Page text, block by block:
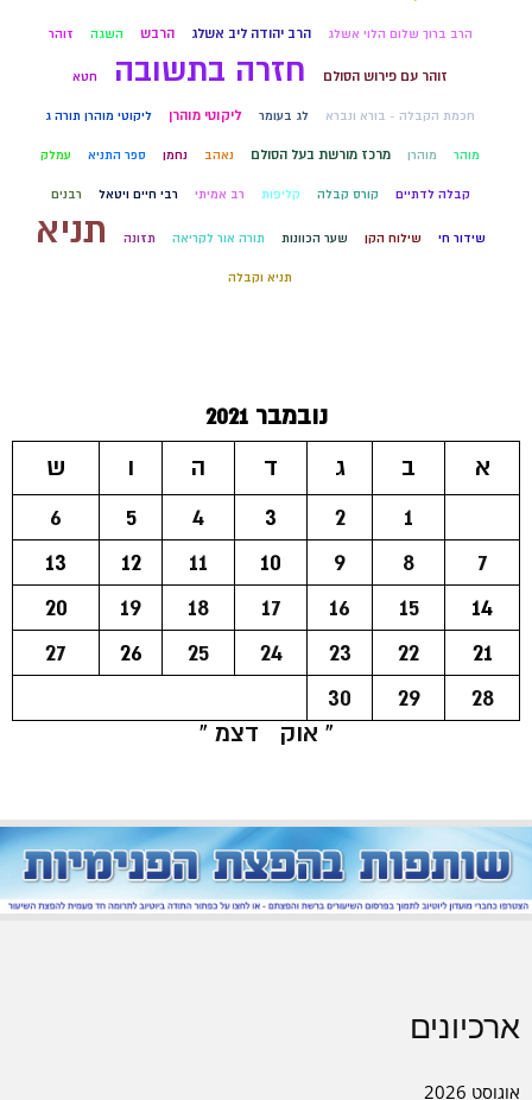
הרב ברוך שלום הלוי אשלג הרב יהודה ליב אשלג הרבש השגה זוהר
זוהר עם פירוש הסולם חזרה בתשובה חטא
חכמת הקבלה - בורא ונברא לג בעומר ליקוטי מוהרן ליקוטי מוהרן תורה ג
מוהר מוהרן מרכז מורשת בעל הסולם נאהב נחמן ספר התניא עמלק
קבלה לדתיים קורס קבלה קליפות רב אמיתי רבי חיים ויטאל רבנים
שידור חי שילוח הקן שער הכוונות תורה אור לקריאה תזונה תניא
תניא וקבלה
נובמבר 2021
א
ב ג ד ה ו
ש
1
2
3
4
5
6
7
8
9
10
11
12
13
14
15
16
17
18
19
20
21
22
23
24
25
26
27
28
29
30
« אוק
דצמ »
ארכיונים
אוגוסט 2026